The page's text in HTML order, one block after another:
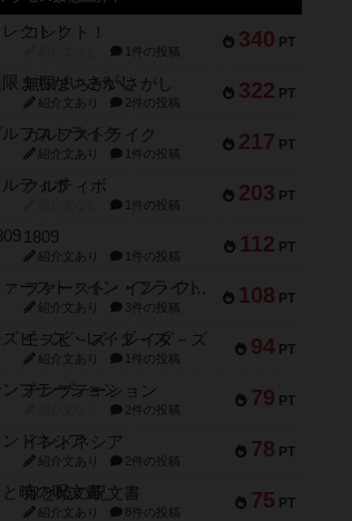
340 PT
コレクト！
1件の投稿
322 PT
無限まちがいさがし
紹介文あり 2件の投稿
217 PT
ガルフストライク
紹介文あり 1件の投稿
203 PT
クルティボ
1件の投稿
112 PT
1809
紹介文あり 1件の投稿
108 PT
ファースト・イン・フライト
紹介文あり 3件の投稿
94 PT
モズビ－ズ・レイダ－ズ
紹介文あり 1件の投稿
79 PT
テンプテーション
2件の投稿
78 PT
インドネシア
紹介文あり 2件の投稿
75 PT
宵と暁の呪文書
紹介文あり 8件の投稿